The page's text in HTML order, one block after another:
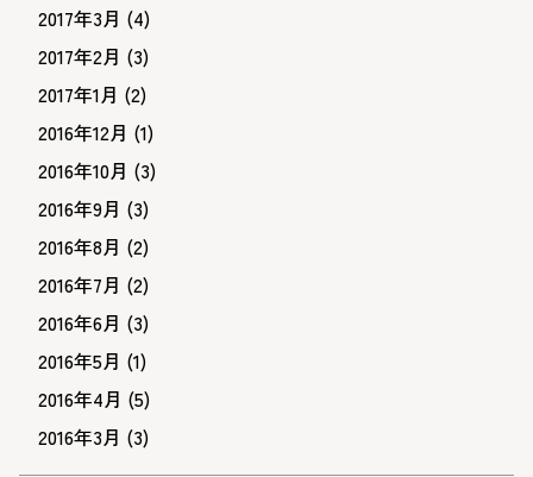
2017年3月 (4)
2017年2月 (3)
2017年1月 (2)
2016年12月 (1)
2016年10月 (3)
2016年9月 (3)
2016年8月 (2)
2016年7月 (2)
2016年6月 (3)
2016年5月 (1)
2016年4月 (5)
2016年3月 (3)